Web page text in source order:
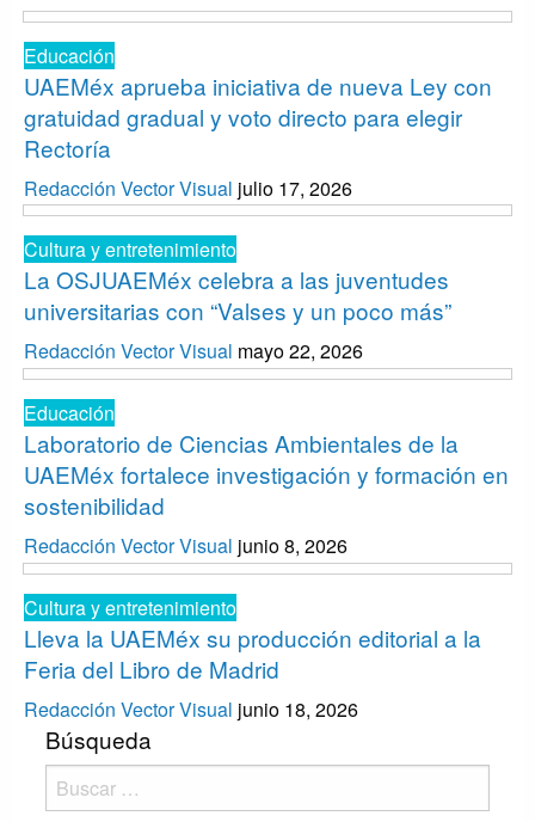
Educación
UAEMéx aprueba iniciativa de nueva Ley con
gratuidad gradual y voto directo para elegir
Rectoría
Redacción Vector Visual julio 17, 2026
Cultura y entretenimiento
La OSJUAEMéx celebra a las juventudes
universitarias con “Valses y un poco más”
Redacción Vector Visual mayo 22, 2026
Educación
Laboratorio de Ciencias Ambientales de la
UAEMéx fortalece investigación y formación en
sostenibilidad
Redacción Vector Visual junio 8, 2026
Cultura y entretenimiento
Lleva la UAEMéx su producción editorial a la
Feria del Libro de Madrid
Redacción Vector Visual junio 18, 2026
Búsqueda
Buscar: